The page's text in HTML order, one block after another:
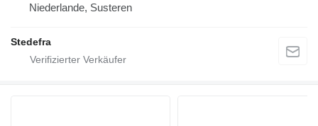
Niederlande, Susteren
Stedefra